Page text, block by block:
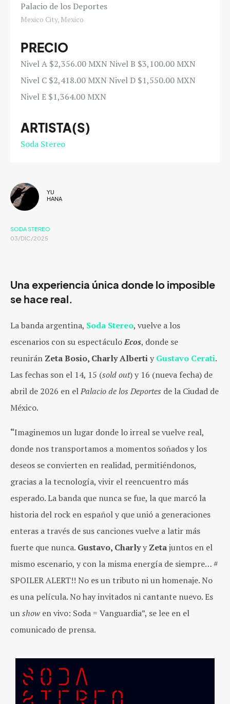
Palacio de los Deportes
Mexico City, Mexico
PRECIO
Nivel A $2,356.00 MXN Nivel B $3,100.00 MXN
Nivel C $2,418.00 MXN Nivel D $1,550.00 MXN
Nivel E $1,364.00 MXN
ARTISTA(S)
Soda Stereo
YU
HANA
SODA STEREO
03/DIC/2025
Una experiencia única donde lo imposible
se hace real.
La banda argentina, Soda Stereo, vuelve a los
escenarios con su espectáculoEcos, donde se
reunirán Zeta Bosio, Charly Albertiy Gustavo Cerati.
Las fechas son el 14, 15 (sold out) y 16 (nueva fecha) de
abril de 2026 en elPalacio de los Deportes de la Ciudad de
México.
“Imaginemos un lugar donde lo irreal se vuelve real,
donde nos transportamos a momentos soñados y los
deseos se convierten en realidad, permitiéndonos,
gracias a la tecnología, vivir el reencuentro más
esperado. La banda que nunca se fue, la que marcó la
historia del rock en español y que unió a generaciones
enteras a través de sus canciones vuelve a latir más
fuerte que nunca. Gustavo, Charlyy Zetajuntos en el
mismo escenario, y con la misma energía de siempre… #
SPOILER ALERT!! No es un tributo ni un homenaje. No
es una película. No hay invitados ni cantante nuevo. Es
unshow en vivo: Soda = Vanguardia”, se lee en el
comunicado de prensa.